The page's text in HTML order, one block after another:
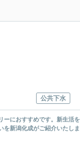
公共下水
におすすめです。新生活
新潟化成がご紹介いたし